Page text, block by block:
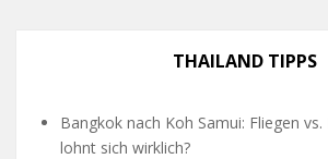
THAILAND TIPPS
Bangkok nach Koh Samui: Fliegen
lohnt sich wirklich?